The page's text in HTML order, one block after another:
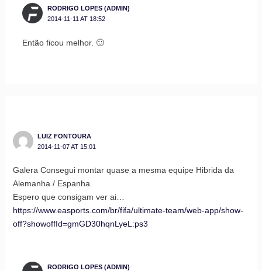
RODRIGO LOPES (ADMIN)
2014-11-11 AT 18:52
Então ficou melhor. 🙂
LUIZ FONTOURA
2014-11-07 AT 15:01
Galera Consegui montar quase a mesma equipe Hibrida da
Alemanha / Espanha.
Espero que consigam ver ai…
https://www.easports.com/br/fifa/ultimate-team/web-app/show-
off?showoffId=gmGD30hqnLyeL:ps3
RODRIGO LOPES (ADMIN)